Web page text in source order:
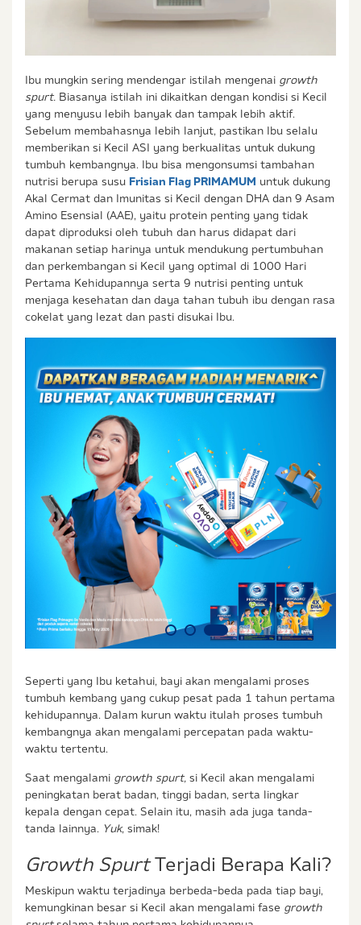
Sedang Hamil dan Memiliki Anak
Saya setuju dengan syarat dan ketentuan serta
kebijakan privasi
Ibu & Balita
Saya setuju dan bersedia menerima informasi dari
Ibu & Balita, Frisian Flag Indonesia, dan partner Ibu
& Balita.
Ibu mungkin sering mendengar istilah mengenai growth
spurt. Biasanya istilah ini dikaitkan dengan kondisi si Kecil
yang menyusu lebih banyak dan tampak lebih aktif.
Sebelum membahasnya lebih lanjut, pastikan Ibu selalu
memberikan si Kecil ASI yang berkualitas untuk dukung
tumbuh kembangnya. Ibu bisa mengonsumsi tambahan
nutrisi berupa susu Frisian Flag PRIMAMUM untuk dukung
Akal Cermat dan Imunitas si Kecil dengan DHA dan 9 Asam
Amino Esensial (AAE), yaitu protein penting yang tidak
dapat diproduksi oleh tubuh dan harus didapat dari
makanan setiap harinya untuk mendukung pertumbuhan
dan perkembangan si Kecil yang optimal di 1000 Hari
Pertama Kehidupannya serta 9 nutrisi penting untuk
menjaga kesehatan dan daya tahan tubuh ibu dengan rasa
cokelat yang lezat dan pasti disukai Ibu.
Seperti yang Ibu ketahui, bayi akan mengalami proses
tumbuh kembang yang cukup pesat pada 1 tahun pertama
kehidupannya. Dalam kurun waktu itulah proses tumbuh
kembangnya akan mengalami percepatan pada waktu-
waktu tertentu.
Saat mengalami growth spurt, si Kecil akan mengalami
peningkatan berat badan, tinggi badan, serta lingkar
kepala dengan cepat. Selain itu, masih ada juga tanda-
tanda lainnya. Yuk, simak!
Growth SpurtTerjadi Berapa Kali?
Meskipun waktu terjadinya berbeda-beda pada tiap bayi,
kemungkinan besar si Kecil akan mengalami fase growth